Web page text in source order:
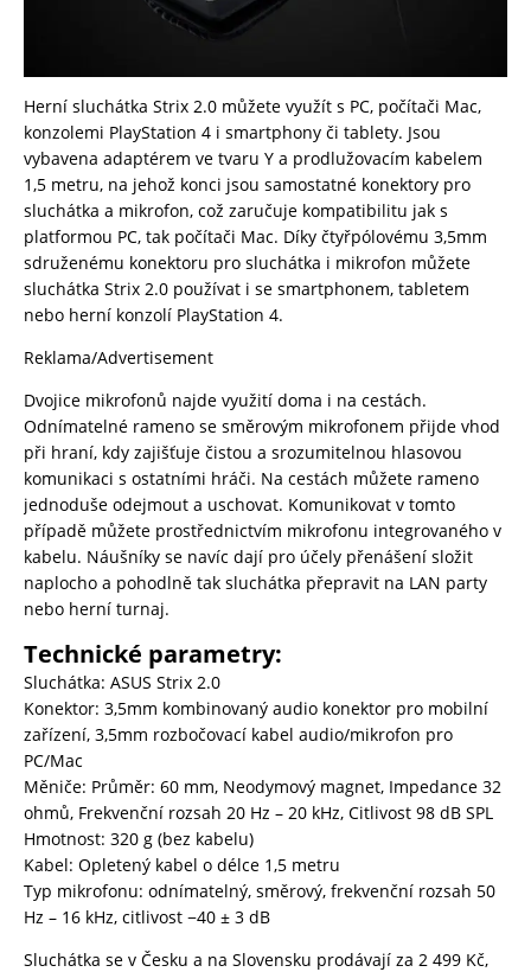
Herní sluchátka Strix 2.0 můžete využít s PC, počítači Mac,
konzolemi PlayStation 4 i smartphony či tablety. Jsou
vybavena adaptérem ve tvaru Y a prodlužovacím kabelem
1,5 metru, na jehož konci jsou samostatné konektory pro
sluchátka a mikrofon, což zaručuje kompatibilitu jak s
platformou PC, tak počítači Mac. Díky čtyřpólovému 3,5mm
sdruženému konektoru pro sluchátka i mikrofon můžete
sluchátka Strix 2.0 používat i se smartphonem, tabletem
nebo herní konzolí PlayStation 4.
Reklama/Advertisement
Dvojice mikrofonů najde využití doma i na cestách.
Odnímatelné rameno se směrovým mikrofonem přijde vhod
při hraní, kdy zajišťuje čistou a srozumitelnou hlasovou
komunikaci s ostatními hráči. Na cestách můžete rameno
jednoduše odejmout a uschovat. Komunikovat v tomto
případě můžete prostřednictvím mikrofonu integrovaného v
kabelu. Náušníky se navíc dají pro účely přenášení složit
naplocho a pohodlně tak sluchátka přepravit na LAN party
nebo herní turnaj.
Technické parametry:
Sluchátka: ASUS Strix 2.0
Konektor: 3,5mm kombinovaný audio konektor pro mobilní
zařízení, 3,5mm rozbočovací kabel audio/mikrofon pro
PC/Mac
Měniče: Průměr: 60 mm, Neodymový magnet, Impedance 32
ohmů, Frekvenční rozsah 20 Hz – 20 kHz, Citlivost 98 dB SPL
Hmotnost: 320 g (bez kabelu)
Kabel: Opletený kabel o délce 1,5 metru
Typ mikrofonu: odnímatelný, směrový, frekvenční rozsah 50
Hz – 16 kHz, citlivost −40 ± 3 dB
Sluchátka se v Česku a na Slovensku prodávají za 2 499 Kč,